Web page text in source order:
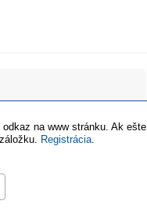
na www stránku. Ak ešte
Registrácia